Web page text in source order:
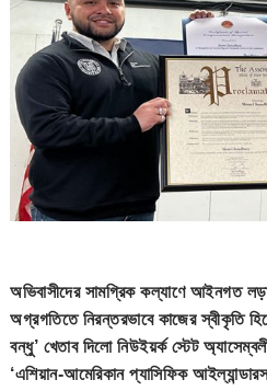
অভিবাসীদের সামগ্রিক কল্যাণে আইনগত
অগ্রগতিতে নিরন্তরভাবে কাজের স্বীকৃতি
বন্ধু’ খেতাব দিলো নিউইয়র্ক স্টেট
‘এশিয়ান-আমেরিকান প্যাসিফিক